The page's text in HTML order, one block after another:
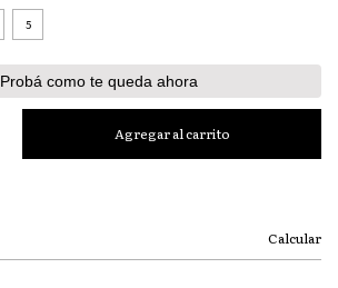
5
Probá como te queda ahora
Calcular